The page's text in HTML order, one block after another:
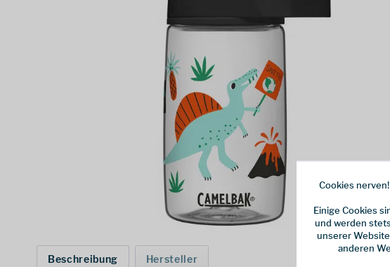
Beschreibung Hersteller
Cookies
Einige Cookies
und werden
unserer
anderen